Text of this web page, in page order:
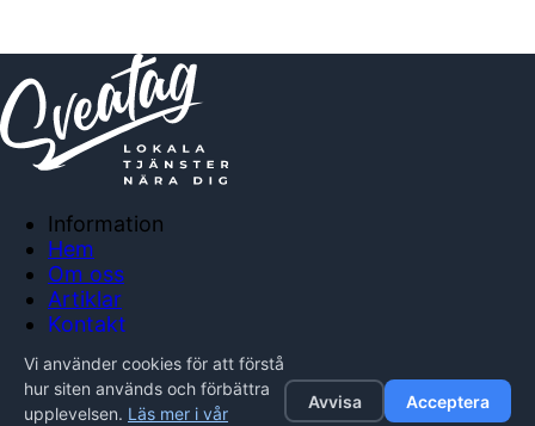
Information
Hem
Om oss
Artiklar
Kontakt
Integritetspolicy
Vi använder cookies för att förstå
hur siten används och förbättra
upplevelsen. Läs mer i vår
Avvisa Acceptera